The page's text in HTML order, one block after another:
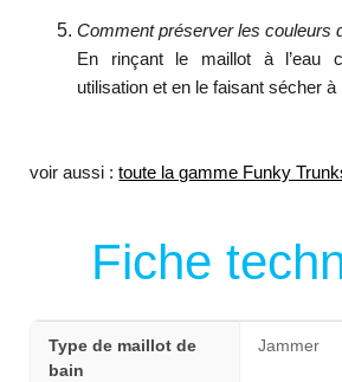
Comment préserver les couleurs
En rinçant le maillot à l’eau
utilisation et en le faisant sécher à
voir aussi :toute la gamme Funky
Fiche
Type de maillot de
bain
Jammer